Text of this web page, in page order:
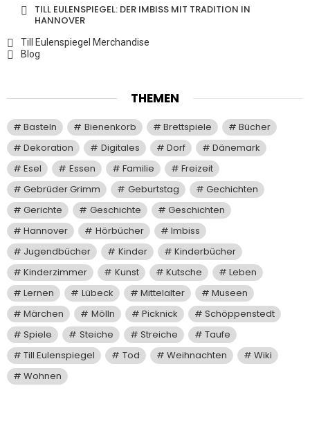
TILL EULENSPIEGEL: DER IMBISS MIT TRADITION IN
HANNOVER
Till Eulenspiegel Merchandise
Blog
THEMEN
Basteln Bienenkorb Brettspiele
Bücher
Dekoration
Digitales Dorf
Dänemark
Esel
Essen Familie
Freizeit
Gebrüder Grimm
Geburtstag
Gechichten
Gerichte
Geschichte
Geschichten
Hannover
Hörbücher
Imbiss
Jugendbücher
Kinder
Kinderbücher
Kinderzimmer
Kunst Kutsche
Leben
Lernen
Lübeck Mittelalter
Museen
Märchen
Mölln Picknick
Schöppenstedt
Spiele
Steiche Streiche
Taufe
Till Eulenspiegel
Tod Weihnachten
Wiki
Wohnen